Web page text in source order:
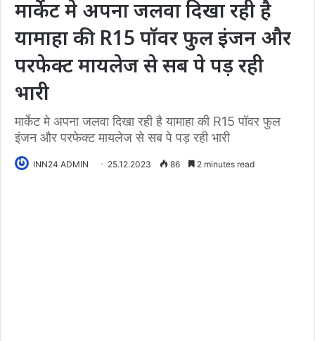
मार्केट मे अपना जलवा दिखा रही है
यामाहा की R15 पॉवर फुल इंजन और
परफेक्ट मायलेज से सब पे पड़ रही
भारी
मार्केट मे अपना जलवा दिखा रही है यामाहा की R15 पॉवर फुल
इंजन और परफेक्ट मायलेज से सब पे पड़ रही भारी
INN24 ADMIN 25.12.2023 86 2 minutes read